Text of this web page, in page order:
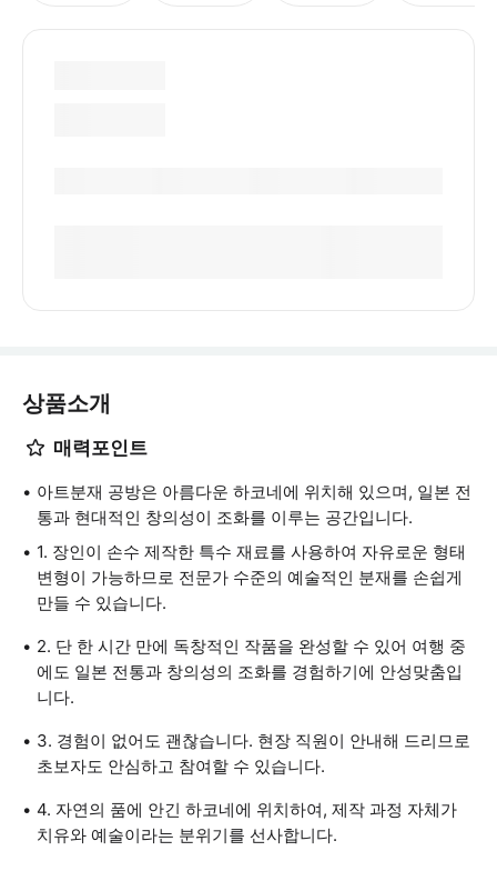
상품소개
매력포인트
아트분재 공방은 아름다운 하코네에 위치해 있으며, 일본 전
통과 현대적인 창의성이 조화를 이루는 공간입니다.
1. 장인이 손수 제작한 특수 재료를 사용하여 자유로운 형태
변형이 가능하므로 전문가 수준의 예술적인 분재를 손쉽게
만들 수 있습니다.
2. 단 한 시간 만에 독창적인 작품을 완성할 수 있어 여행 중
에도 일본 전통과 창의성의 조화를 경험하기에 안성맞춤입
니다.
3. 경험이 없어도 괜찮습니다. 현장 직원이 안내해 드리므로
초보자도 안심하고 참여할 수 있습니다.
4. 자연의 품에 안긴 하코네에 위치하여, 제작 과정 자체가
치유와 예술이라는 분위기를 선사합니다.